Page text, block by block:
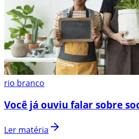
rio branco
Você já ouviu falar sobre
Ler matéria